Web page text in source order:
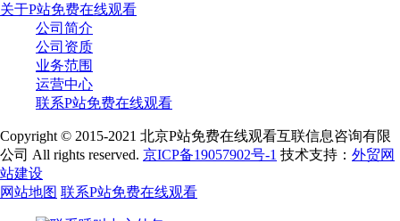
关于P站免费在线观看
公司简介
公司资质
业务范围
运营中心
联系P站免费在线观看
Copyright © 2015-2021 北京P站免费在线观看互联信息咨询有限
公司 All rights reserved. 京ICP备19057902号-1 技术支持： 外贸网
站建设
网站地图 联系P站免费在线观看